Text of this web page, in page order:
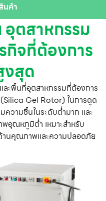
นค้า
อุตสาหกรรม
กิจที่ต้องการ
สุด
ละพื้นที่อุตสาหกรรมที่ต้องการ
(Silica Gel Rotor) ในการดูด
วามชื้นในระดับต่ำมาก และ
อุณหภูมิต่ำ เหมาะสำหรับ
านคุณภาพและความปลอดภัย